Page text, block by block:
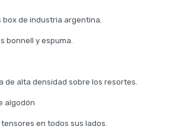
box de industria argentina.
bonnell y espuma.
de alta densidad sobre los resortes.
algodón
en todos sus lados.